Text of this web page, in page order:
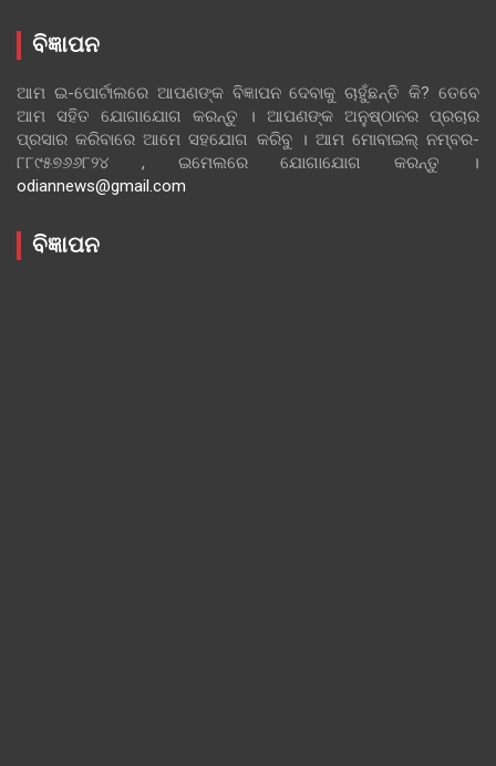
ବିଜ୍ଞାପନ
ଆମ ଇ-ପୋର୍ଟାଲରେ ଆପଣଙ୍କ ବିଜ୍ଞାପନ ଦେବାକୁ ଚାହୁଁଛନ୍ତି କି? ତେବେ
ଆମ ସହିତ ଯୋଗାଯୋଗ କରନ୍ତୁ । ଆପଣଙ୍କ ଅନୁଷ୍ଠାନର ପ୍ରଚାର
ପ୍ରସାର କରିବାରେ ଆମେ ସହଯୋଗ କରିବୁ । ଆମ ମୋବାଇଲ୍ ନମ୍ବର-
୮୮୯୫୭୬୬୮୨୪ , ଇମେଲରେ ଯୋଗାଯୋଗ କରନ୍ତୁ ।
odiannews@gmail.com
ବିଜ୍ଞାପନ